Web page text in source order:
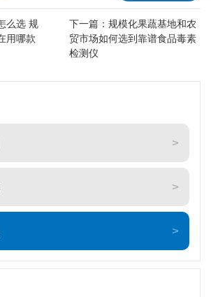
么选 规
用哪款
下一篇： 规模化果蔬基地和农
贸市场如何选到靠谱食品毒素
检测仪